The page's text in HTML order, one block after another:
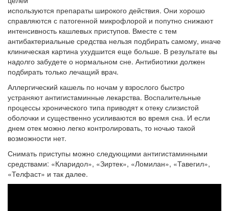
используются препараты широкого действия. Они хорошо
справляются с патогенной микрофлорой и попутно снижают
интенсивность кашлевых приступов. Вместе с тем
антибактериальные средства нельзя подбирать самому, иначе
клиническая картина ухудшится еще больше. В результате вы
надолго забудете о нормальном сне. Антибиотики должен
подбирать только лечащий врач.
Аллергический кашель по ночам у взрослого быстро
устраняют антигистаминные лекарства. Воспалительные
процессы хронического типа приводят к отеку слизистой
оболочки и существенно усиливаются во время сна. И если
днем отек можно легко контролировать, то ночью такой
возможности нет.
Снимать приступы можно следующими антигистаминными
средствами: «Кларидол», «Зиртек», «Ломилан», «Тавегил»,
«Телфаст» и так далее.